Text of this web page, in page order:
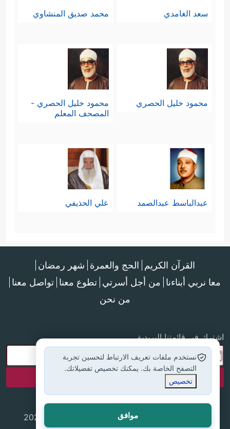
سعد الغامدي محمد صديق المنشاوي
محمود خليل الحصري
محمود خليل الحصري -
المصحف المعلم
عبدالباسط عبدالصمد علي الحذيفي
القرآن الكريم الحج والعمرة شهر رمضان
معا نربي أبناءنا من أجل أسرتي تطوع معنا تواصل معنا
من نحن
اشترك في قائمتنا البريدية
جميع الحقوق محفوظة لموقع إسلام أون لاين © 2025
نستخدم ملفات تعريف الارتباط لتحسين تجربة
التصفح الخاصة بك. يمكنك تخصيص تفضيلاتك.
تخصيص
موافق